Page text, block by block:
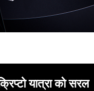
यात्रा को सरल